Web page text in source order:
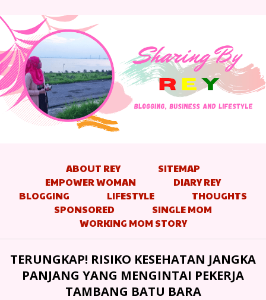
ABOUT REY
SITEMAP
EMPOWER WOMAN
DIARY REY
BLOGGING
LIFESTYLE
THOUGHTS
SPONSORED
SINGLE MOM
WORKING MOM STORY
TERUNGKAP! RISIKO KESEHATAN JANGKA
PANJANG YANG MENGINTAI PEKERJA
TAMBANG BATU BARA